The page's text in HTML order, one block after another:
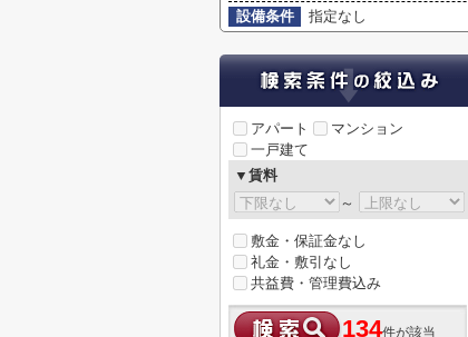
設備条件
指定なし
アパート
マンション
一戸建て
▼賃料
～
敷金・保証金なし
礼金・敷引なし
共益費・管理費込み
134件が該当